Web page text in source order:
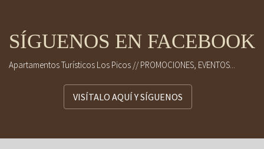
SÍGUENOS EN FACEBOOK
Apartamentos Turísticos Los Picos // PROMOCIONES, EVENTOS...
VISÍTALO AQUÍ Y SÍGUENOS